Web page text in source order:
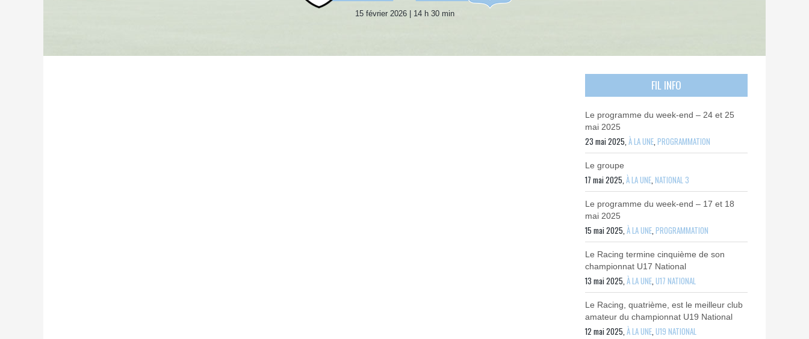
15 février 2026 | 14 h 30 min
FIL INFO
Le programme du week-end – 24 et 25
mai 2025
23 mai 2025,À LA UNE,PROGRAMMATION
Le groupe
17 mai 2025,À LA UNE,NATIONAL 3
Le programme du week-end – 17 et 18
mai 2025
15 mai 2025,À LA UNE,PROGRAMMATION
Le Racing termine cinquième de son
championnat U17 National
13 mai 2025,À LA UNE,U17 NATIONAL
Le Racing, quatrième, est le meilleur club
amateur du championnat U19 National
12 mai 2025,À LA UNE,U19 NATIONAL